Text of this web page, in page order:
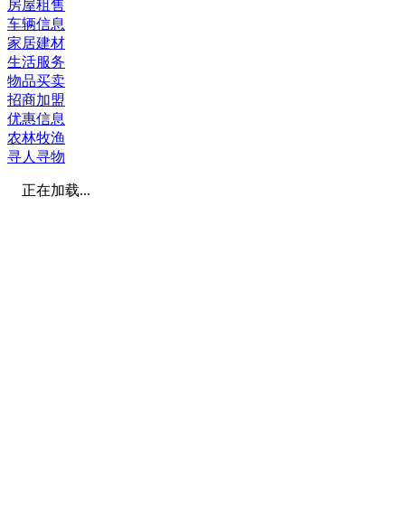
房屋租售
车辆信息
家居建材
生活服务
物品买卖
招商加盟
优惠信息
农林牧渔
寻人寻物
正在加载...